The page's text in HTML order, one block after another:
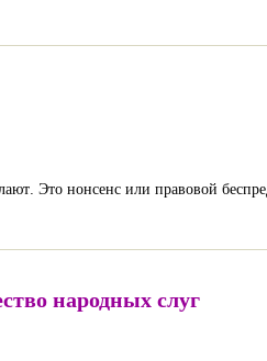
Это нонсенс или правовой
народных слуг